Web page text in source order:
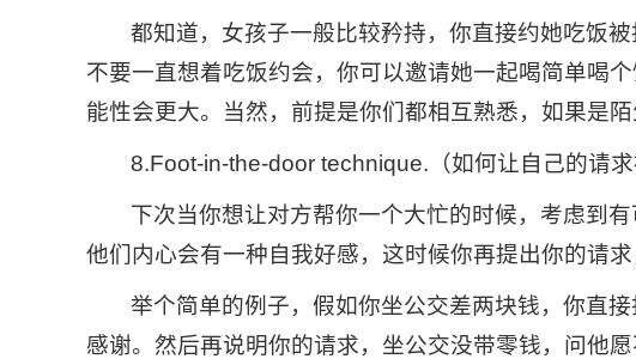
都知道，女孩子一般比较矜持，你直接约她吃饭
不要一直想着吃饭约会，你可以邀请她一起喝简单喝
能性会更大。当然，前提是你们都相互熟悉，如果是
8.Foot-in-the-door technique.（如何让自己的请求
下次当你想让对方帮你一个大忙的时候，考虑到
他们内心会有一种自我好感，这时候你再提出你的请
举个简单的例子，假如你坐公交差两块钱，你直
感谢。然后再说明你的请求，坐公交没带零钱，问他